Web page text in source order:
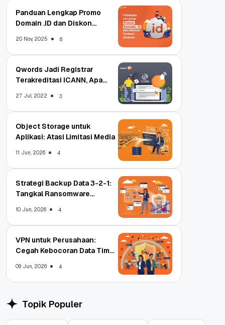
Panduan Lengkap Promo
Domain .ID dan Diskon
20 Nov, 2025 6
Qwords Jadi Registrar
Terakreditasi ICANN, Apa
27 Jul, 2022 3
Object Storage untuk
Aplikasi: Atasi Limitasi Media
11 Jun, 2026 4
Strategi Backup Data 3-2-1:
Tangkal Ransomware
10 Jun, 2026 4
VPN untuk Perusahaan:
Cegah Kebocoran Data Tim
09 Jun, 2026 4
Topik Populer